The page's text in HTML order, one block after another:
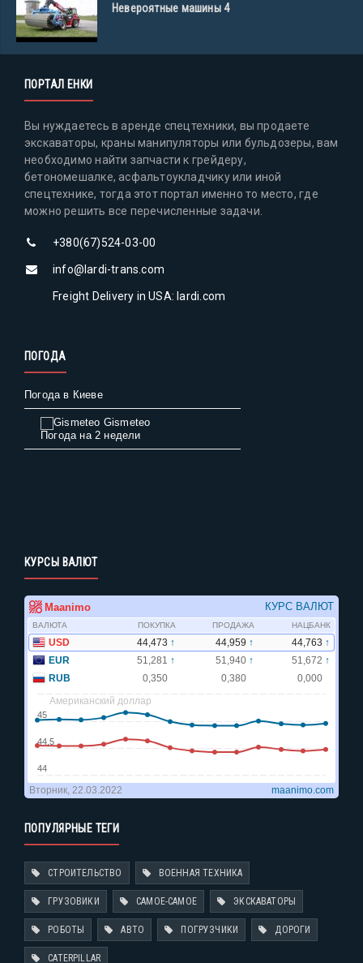
Невероятные машины 4
ПОРТАЛ ЕНКИ
Вы нуждаетесь в аренде спецтехники, вы продаете
экскаваторы, краны манипуляторы или бульдозеры, вам
необходимо найти запчасти к грейдеру,
бетономешалке, асфальтоукладчику или иной
спецтехнике, тогда этот портал именно то место, где
можно решить все перечисленные задачи.
+380(67)524-03-00
info@lardi-trans.com
Freight Delivery in USA: lardi.com
ПОГОДА
Погода в Киеве
Gismeteo
Погода на 2 недели
КУРСЫ ВАЛЮТ
ПОПУЛЯРНЫЕ ТЕГИ
СТРОИТЕЛЬСТВО ВОЕННАЯ ТЕХНИКА
ГРУЗОВИКИ САМОЕ-САМОЕ ЭКСКАВАТОРЫ
РОБОТЫ АВТО ПОГРУЗЧИКИ ДОРОГИ
CATERPILLAR